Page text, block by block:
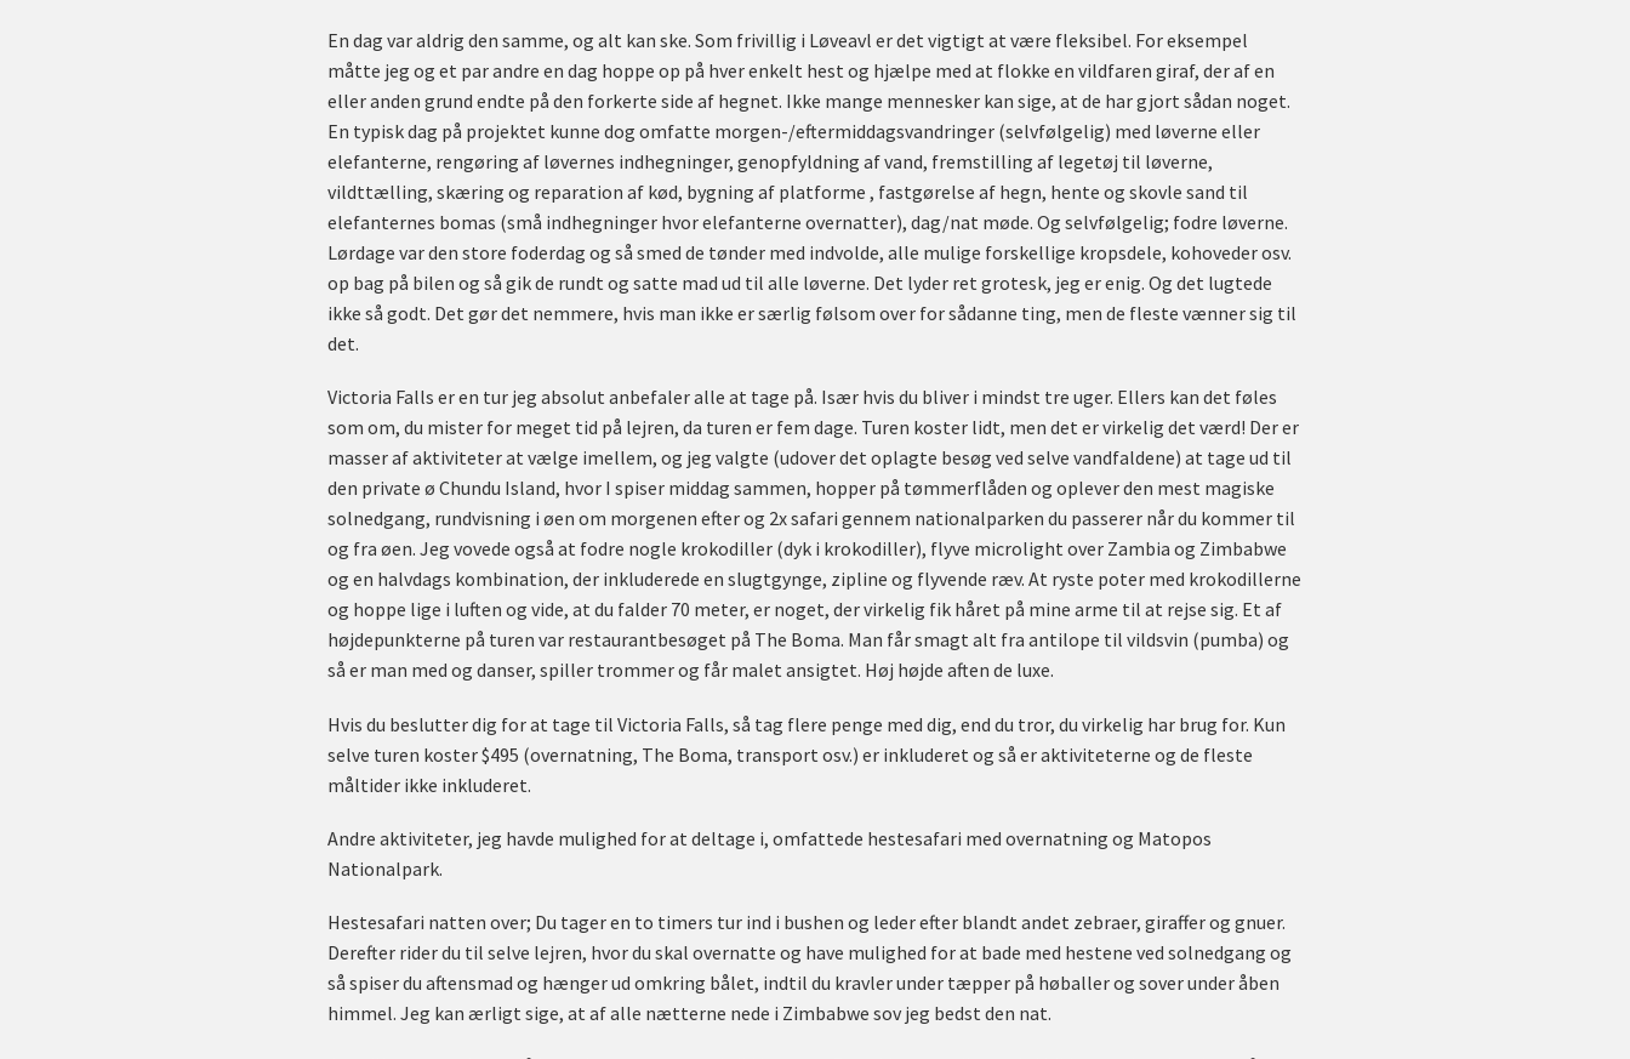
En dag var aldrig den samme, og alt kan ske. Som frivillig i Løveavl er det vigtigt at være fleksibel. For eksempel
måtte jeg og et par andre en dag hoppe op på hver enkelt hest og hjælpe med at flokke en vildfaren giraf, der af en
eller anden grund endte på den forkerte side af hegnet. Ikke mange mennesker kan sige, at de har gjort sådan noget.
En typisk dag på projektet kunne dog omfatte morgen-/eftermiddagsvandringer (selvfølgelig) med løverne eller
elefanterne, rengøring af løvernes indhegninger, genopfyldning af vand, fremstilling af legetøj til løverne,
vildttælling, skæring og reparation af kød, bygning af platforme , fastgørelse af hegn, hente og skovle sand til
elefanternes bomas (små indhegninger hvor elefanterne overnatter), dag/nat møde. Og selvfølgelig; fodre løverne.
Lørdage var den store foderdag og så smed de tønder med indvolde, alle mulige forskellige kropsdele, kohoveder osv.
op bag på bilen og så gik de rundt og satte mad ud til alle løverne. Det lyder ret grotesk, jeg er enig. Og det lugtede
ikke så godt. Det gør det nemmere, hvis man ikke er særlig følsom over for sådanne ting, men de fleste vænner sig til
det.
Victoria Falls er en tur jeg absolut anbefaler alle at tage på. Især hvis du bliver i mindst tre uger. Ellers kan det føles
som om, du mister for meget tid på lejren, da turen er fem dage. Turen koster lidt, men det er virkelig det værd! Der er
masser af aktiviteter at vælge imellem, og jeg valgte (udover det oplagte besøg ved selve vandfaldene) at tage ud til
den private ø Chundu Island, hvor I spiser middag sammen, hopper på tømmerflåden og oplever den mest magiske
solnedgang, rundvisning i øen om morgenen efter og 2x safari gennem nationalparken du passerer når du kommer til
og fra øen. Jeg vovede også at fodre nogle krokodiller (dyk i krokodiller), flyve microlight over Zambia og Zimbabwe
og en halvdags kombination, der inkluderede en slugtgynge, zipline og flyvende ræv. At ryste poter med krokodillerne
og hoppe lige i luften og vide, at du falder 70 meter, er noget, der virkelig fik håret på mine arme til at rejse sig. Et af
højdepunkterne på turen var restaurantbesøget på The Boma. Man får smagt alt fra antilope til vildsvin (pumba) og
så er man med og danser, spiller trommer og får malet ansigtet. Høj højde aften de luxe.
Hvis du beslutter dig for at tage til Victoria Falls, så tag flere penge med dig, end du tror, du virkelig har brug for. Kun
selve turen koster $495 (overnatning, The Boma, transport osv.) er inkluderet og så er aktiviteterne og de fleste
måltider ikke inkluderet.
Andre aktiviteter, jeg havde mulighed for at deltage i, omfattede hestesafari med overnatning og Matopos
Nationalpark.
Hestesafari natten over; Du tager en to timers tur ind i bushen og leder efter blandt andet zebraer, giraffer og gnuer.
Derefter rider du til selve lejren, hvor du skal overnatte og have mulighed for at bade med hestene ved solnedgang og
så spiser du aftensmad og hænger ud omkring bålet, indtil du kravler under tæpper på høballer og sover under åben
himmel. Jeg kan ærligt sige, at af alle nætterne nede i Zimbabwe sov jeg bedst den nat.